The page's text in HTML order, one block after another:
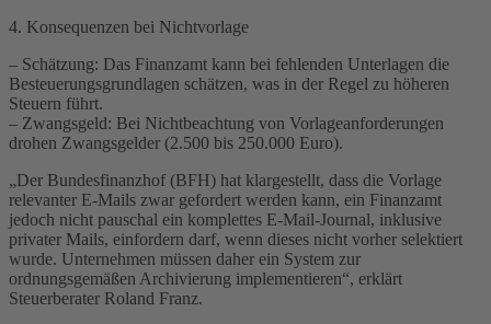
4. Konsequenzen bei Nichtvorlage
– Schätzung: Das Finanzamt kann bei fehlenden Unterlagen die
Besteuerungsgrundlagen schätzen, was in der Regel zu höheren
Steuern führt.
– Zwangsgeld: Bei Nichtbeachtung von Vorlageanforderungen
drohen Zwangsgelder (2.500 bis 250.000 Euro).
„Der Bundesfinanzhof (BFH) hat klargestellt, dass die Vorlage
relevanter E-Mails zwar gefordert werden kann, ein Finanzamt
jedoch nicht pauschal ein komplettes E-Mail-Journal, inklusive
privater Mails, einfordern darf, wenn dieses nicht vorher selektiert
wurde. Unternehmen müssen daher ein System zur
ordnungsgemäßen Archivierung implementieren“, erklärt
Steuerberater Roland Franz.